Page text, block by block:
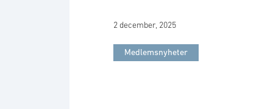
2 december, 2025
Medlemsnyheter